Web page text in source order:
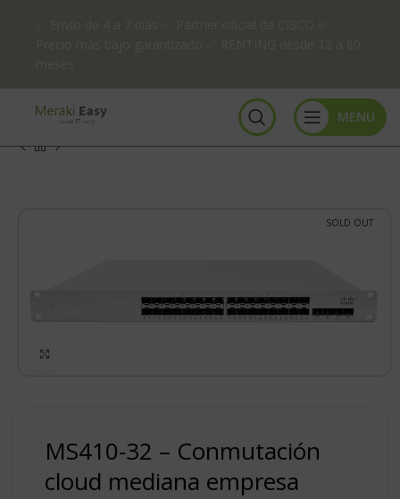
MENU
SOLD OUT
MS410-32 – Conmutación
cloud mediana empresa